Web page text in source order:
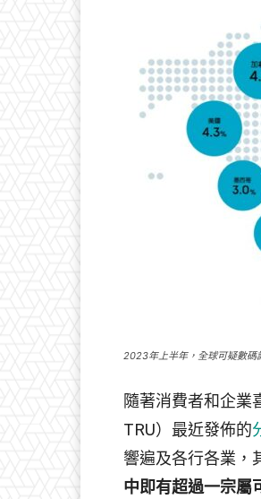
2023年上半年，全球可疑數碼
隨著消費者和企業
TRU）最近發佈的
響遍及各行各業，
中即有超過一宗屬